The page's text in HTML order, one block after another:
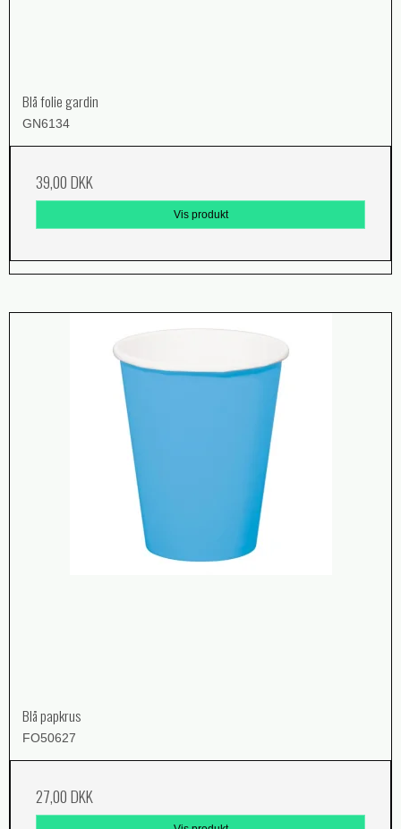
Blå folie gardin
GN6134
39,00 DKK
Vis produkt
Blå papkrus
FO50627
27,00 DKK